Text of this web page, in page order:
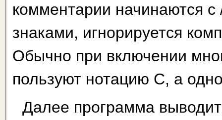
комментарии начинаются с
знаками, игнориру­ется
Обычно при включении
пользуют нотацию С, а
Далее программа